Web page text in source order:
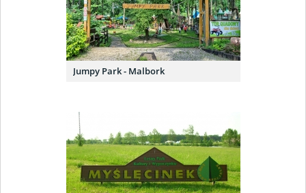
Jumpy Park - Malbork